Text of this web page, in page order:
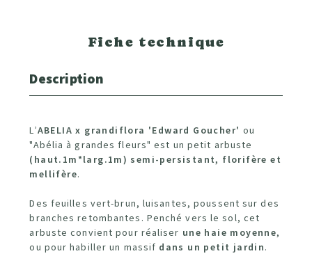
Fiche technique
Description
L’ABELIA x grandiflora 'Edward Goucher' ou
"Abélia à grandes fleurs" est un petit arbuste
(haut.1m*larg.1m) semi-persistant, florifère et
mellifère.
Des feuilles vert-brun, luisantes, poussent sur des
branches retombantes. Penché vers le sol, cet
arbuste convient pour réaliser une haie moyenne,
ou pour habiller un massif dans un petit jardin.